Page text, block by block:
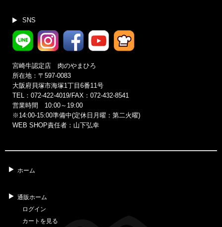
SNS
宮崎牛認定店 肉のやまひろ
所在地：〒597-0083
大阪府貝塚市海塚1丁目6番11号
TEL：072-422-4019/FAX：072-432-8541
営業時間 10:00～19:00
※14:00‐15:00準備中(定休日月曜：第二火曜)
WEB SHOP責任者：山下弘幸
ホーム
通販ホーム
ログイン
カートを見る